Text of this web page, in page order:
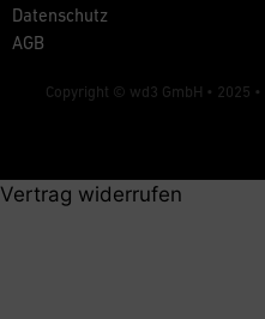
Datenschutz
AGB
Copyright © wd3 GmbH • 2025 •
Vertrag widerrufen